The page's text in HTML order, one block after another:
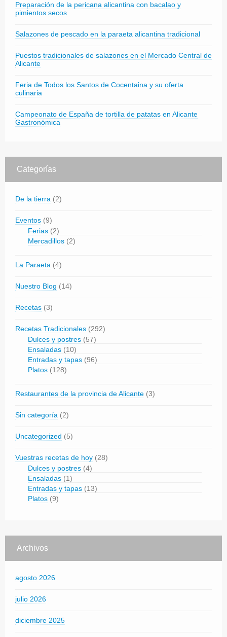
Preparación de la pericana alicantina con bacalao y
pimientos secos
Salazones de pescado en la paraeta alicantina tradicional
Puestos tradicionales de salazones en el Mercado Central de
Alicante
Feria de Todos los Santos de Cocentaina y su oferta
culinaria
Campeonato de España de tortilla de patatas en Alicante
Gastronómica
Categorías
De la tierra (2)
Eventos (9)
Ferias (2)
Mercadillos (2)
La Paraeta (4)
Nuestro Blog (14)
Recetas (3)
Recetas Tradicionales (292)
Dulces y postres (57)
Ensaladas (10)
Entradas y tapas (96)
Platos (128)
Restaurantes de la provincia de Alicante (3)
Sin categoría (2)
Uncategorized (5)
Vuestras recetas de hoy (28)
Dulces y postres (4)
Ensaladas (1)
Entradas y tapas (13)
Platos (9)
Archivos
agosto 2026
julio 2026
diciembre 2025